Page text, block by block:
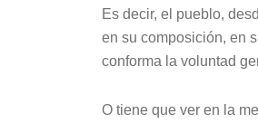
Es decir, el pueblo,
en su composición, en
conforma la voluntad
O tiene que ver en la